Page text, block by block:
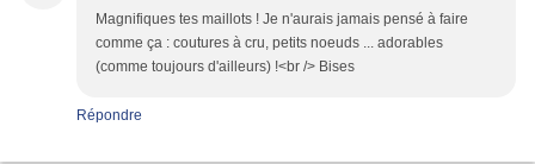
Magnifiques tes maillots ! Je n'aurais jamais pensé à faire
comme ça : coutures à cru, petits noeuds ... adorables
(comme toujours d'ailleurs) !<br /> Bises
Répondre